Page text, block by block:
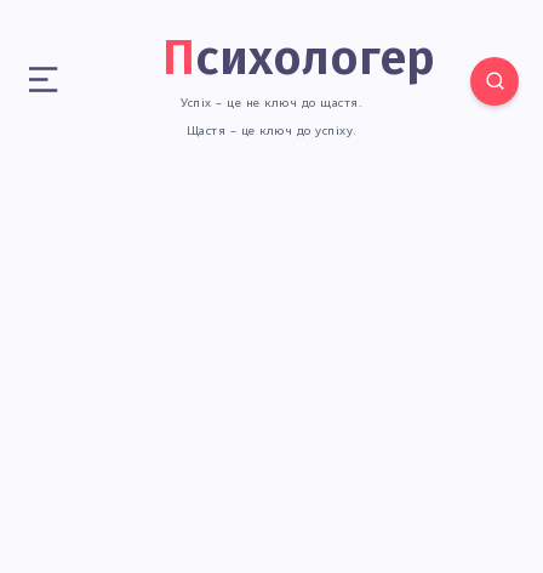
Психологер
Успіх – це не ключ до щастя.
Щастя – це ключ до успіху.